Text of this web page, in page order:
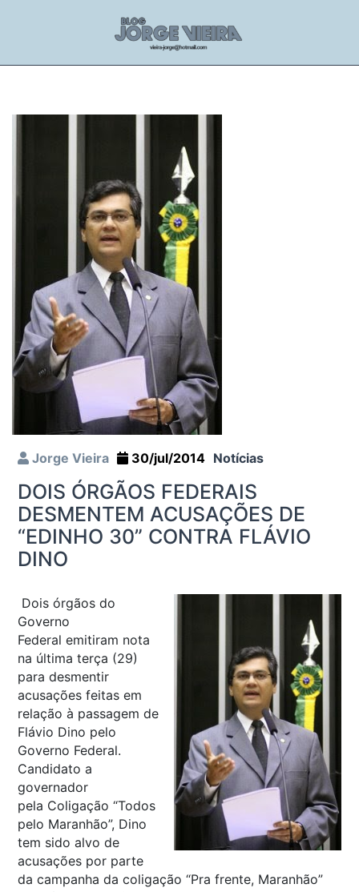
Jorge Vieira 30/jul/2014 Notícias
DOIS ÓRGÃOS FEDERAIS
DESMENTEM ACUSAÇÕES DE
“EDINHO 30” CONTRA FLÁVIO
DINO
Dois órgãos do
Governo
Federal emitiram nota
na última terça (29)
para desmentir
acusações feitas em
relação à passagem de
Flávio Dino pelo
Governo Federal.
Candidato a
governador
pela Coligação “Todos
pelo Maranhão”, Dino
tem sido alvo de
acusações por parte
da campanha da coligação “Pra frente, Maranhão”